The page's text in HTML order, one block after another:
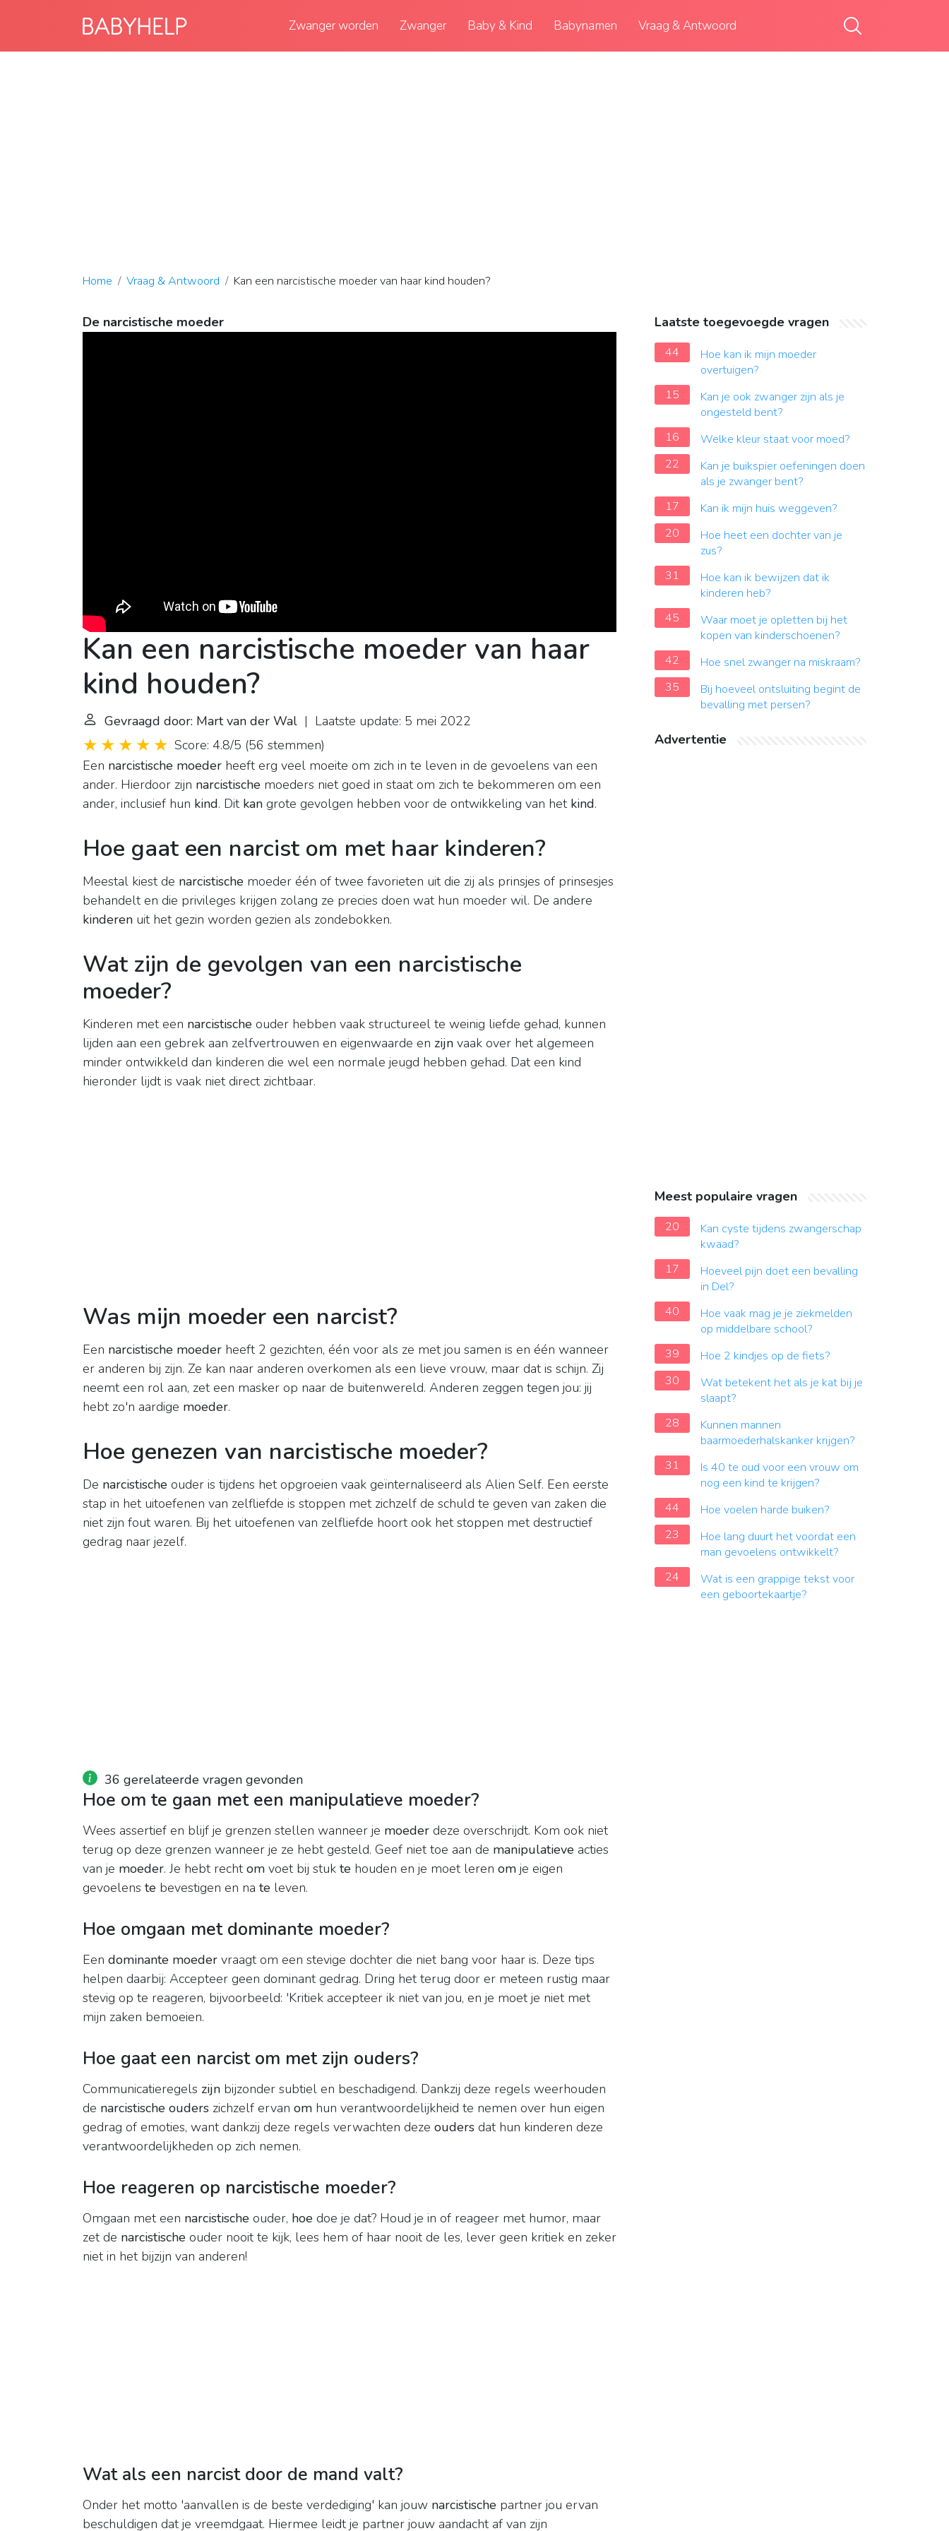
Zwanger worden Zwanger Baby & Kind Babynamen Vraag & Antwoord
Home Vraag & Antwoord Kan een narcistische moeder van haar kind houden?
De narcistische moeder
Kan een narcistische moeder van haar
kind houden?
Gevraagd door: Mart van der Wal | Laatste update: 5 mei 2022
Score: 4.8/5 (56 stemmen)
Een narcistische moeder heeft erg veel moeite om zich in te leven in de gevoelens van een
ander. Hierdoor zijn narcistische moeders niet goed in staat om zich te bekommeren om een
ander, inclusief hun kind. Dit kan grote gevolgen hebben voor de ontwikkeling van het kind.
Hoe gaat een narcist om met haar kinderen?
Meestal kiest de narcistische moeder één of twee favorieten uit die zij als prinsjes of prinsesjes
behandelt en die privileges krijgen zolang ze precies doen wat hun moeder wil. De andere
kinderen uit het gezin worden gezien als zondebokken.
Wat zijn de gevolgen van een narcistische
moeder?
Kinderen met een narcistische ouder hebben vaak structureel te weinig liefde gehad, kunnen
lijden aan een gebrek aan zelfvertrouwen en eigenwaarde en zijn vaak over het algemeen
minder ontwikkeld dan kinderen die wel een normale jeugd hebben gehad. Dat een kind
hieronder lijdt is vaak niet direct zichtbaar.
Was mijn moeder een narcist?
Een narcistische moeder heeft 2 gezichten, één voor als ze met jou samen is en één wanneer
er anderen bij zijn. Ze kan naar anderen overkomen als een lieve vrouw, maar dat is schijn. Zij
neemt een rol aan, zet een masker op naar de buitenwereld. Anderen zeggen tegen jou: jij
hebt zo'n aardige moeder.
Hoe genezen van narcistische moeder?
De narcistische ouder is tijdens het opgroeien vaak geïnternaliseerd als Alien Self. Een eerste
stap in het uitoefenen van zelfliefde is stoppen met zichzelf de schuld te geven van zaken die
niet zijn fout waren. Bij het uitoefenen van zelfliefde hoort ook het stoppen met destructief
gedrag naar jezelf.
36 gerelateerde vragen gevonden
Hoe om te gaan met een manipulatieve moeder?
Wees assertief en blijf je grenzen stellen wanneer je moeder deze overschrijdt. Kom ook niet
terug op deze grenzen wanneer je ze hebt gesteld. Geef niet toe aan de manipulatieve acties
van je moeder. Je hebt rechtom voet bij stuk te houden en je moet leren om je eigen
gevoelens te bevestigen en na te leven.
Hoe omgaan met dominante moeder?
Een dominante moeder vraagt om een stevige dochter die niet bang voor haar is. Deze tips
helpen daarbij: Accepteer geen dominant gedrag. Dring het terug door er meteen rustig maar
stevig op te reageren, bijvoorbeeld: 'Kritiek accepteer ik niet van jou, en je moet je niet met
mijn zaken bemoeien.
Hoe gaat een narcist om met zijn ouders?
Communicatieregels zijn bijzonder subtiel en beschadigend. Dankzij deze regels weerhouden
de narcistische ouders zichzelf ervan om hun verantwoordelijkheid te nemen over hun eigen
gedrag of emoties, want dankzij deze regels verwachten deze ouders dat hun kinderen deze
verantwoordelijkheden op zich nemen.
Hoe reageren op narcistische moeder?
Omgaan met een narcistische ouder, hoe doe je dat? Houd je in of reageer met humor, maar
zet de narcistische ouder nooit te kijk, lees hem of haar nooit de les, lever geen kritiek en zeker
niet in het bijzijn van anderen!
Wat als een narcist door de mand valt?
Onder het motto 'aanvallen is de beste verdediging' kan jouw narcistische partner jou ervan
beschuldigen dat je vreemdgaat. Hiermee leidt je partner jouw aandacht af van zijn
Laatste toegevoegde vragen
44
Hoe kan ik mijn moeder
overtuigen?
15
Kan je ook zwanger zijn als je
ongesteld bent?
16
Welke kleur staat voor moed?
22
Kan je buikspier oefeningen doen
als je zwanger bent?
17
Kan ik mijn huis weggeven?
20
Hoe heet een dochter van je
zus?
31
Hoe kan ik bewijzen dat ik
kinderen heb?
45
Waar moet je opletten bij het
kopen van kinderschoenen?
42
Hoe snel zwanger na miskraam?
35
Bij hoeveel ontsluiting begint de
bevalling met persen?
Advertentie
Meest populaire vragen
20
Kan cyste tijdens zwangerschap
kwaad?
17
Hoeveel pijn doet een bevalling
in Del?
40
Hoe vaak mag je je ziekmelden
op middelbare school?
39
Hoe 2 kindjes op de fiets?
30
Wat betekent het als je kat bij je
slaapt?
28
Kunnen mannen
baarmoederhalskanker krijgen?
31
Is 40 te oud voor een vrouw om
nog een kind te krijgen?
44
Hoe voelen harde buiken?
23
Hoe lang duurt het voordat een
man gevoelens ontwikkelt?
24
Wat is een grappige tekst voor
een geboortekaartje?